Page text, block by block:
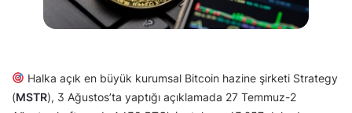
Halka açık en büyük kurumsal Bitcoin hazine şirketi Strategy
(MSTR), 3 Ağustos’ta yaptığı açıklamada 27 Temmuz-2